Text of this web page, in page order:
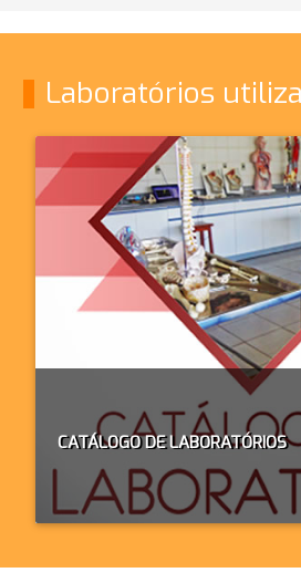
Laboratórios
CATÁLOGO DE LABORATÓRIOS